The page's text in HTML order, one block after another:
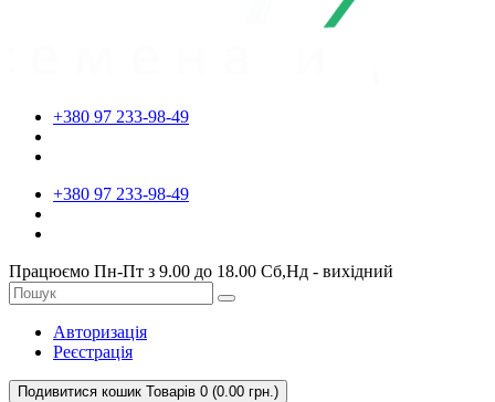
+380 97 233-98-49
+380 97 233-98-49
Працюємо Пн-Пт з 9.00 до 18.00 Сб,Нд - вихідний
Авторизація
Реєстрація
Подивитися кошик Товарів 0 (0.00 грн.)